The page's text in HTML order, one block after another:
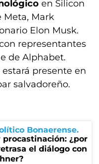
en Silicon
Meta, Mark
Elon Musk.
representantes
de Alphabet.
presente en
salvadoreño.
Bonaerense
procastinación: ¿por
el diálogo con